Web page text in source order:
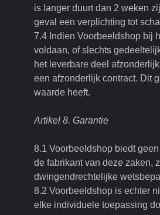
is langer duurt dan 2 weken
geval een verplichting tot
7.4 Indien Voorbeeldshop bij
voldaan, of slechts
het leverbare deel
een afzonderlijk contract. Dit
waarde heeft.
Artikel 8. Garantie
8.1 Voorbeeldshop biedt
de fabrikant van deze zaken,
dwingendrechtelijke
8.2 Voorbeeldshop is echter
elke individuele toepassing